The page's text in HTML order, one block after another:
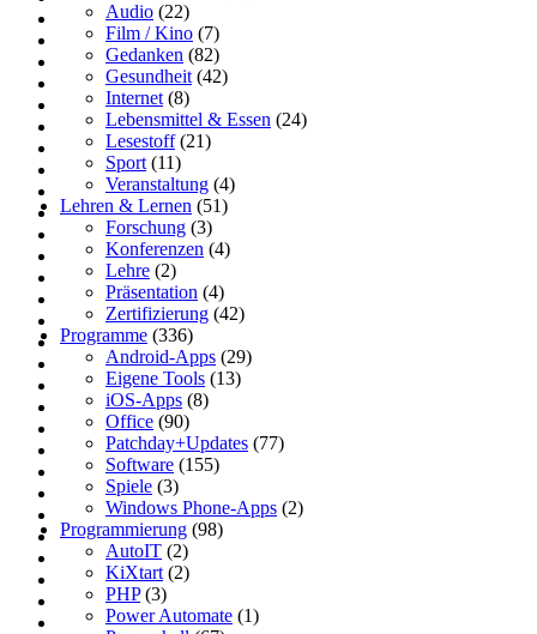
Audio (22)
Film / Kino (7)
Gedanken (82)
Gesundheit (42)
Internet (8)
Lebensmittel & Essen (24)
Lesestoff(21)
Sport (11)
Veranstaltung (4)
Lehren & Lernen (51)
Forschung (3)
Konferenzen (4)
Lehre (2)
Präsentation (4)
Zertifizierung (42)
Programme (336)
Android-Apps (29)
Eigene Tools (13)
iOS-Apps (8)
Office (90)
Patchday+Updates (77)
Software (155)
Spiele (3)
Windows Phone-Apps (2)
Programmierung (98)
AutoIT (2)
KiXtart (2)
PHP(3)
Power Automate (1)